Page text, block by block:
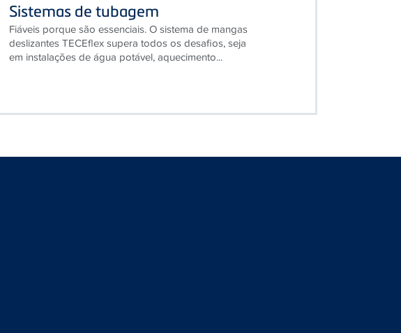
Fiáveis ​​porque são essenciais. O sistema de mangas
deslizantes TECEflex supera todos os desafios, seja
em instalações de água potável, aquecimento...